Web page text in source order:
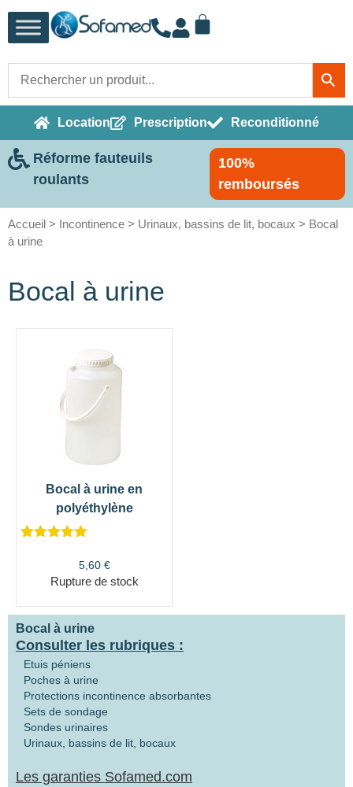
Location Prescription Reconditionné
Réforme fauteuils
roulants
100%
remboursés
Accueil > Incontinence > Urinaux, bassins de lit, bocaux > Bocal
à urine
Bocal à urine
Bocal à urine
Consulter les rubriques :
Etuis péniens
Poches à urine
Protections incontinence absorbantes
Sets de sondage
Sondes urinaires
Urinaux, bassins de lit, bocaux
Les garanties Sofamed.com
Bocal à urine en
polyéthylène
basé sur
notations
5,60 €
Rupture de stock